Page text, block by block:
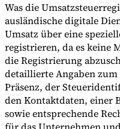
Was die
ausländische digitale
Umsatz über eine
registrieren, da es keine
die Registrierung
detaillierte Angaben
Präsenz, der
den Kontaktdaten, einer
sowie entsprechende